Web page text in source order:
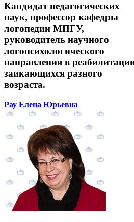
Кандидат педагогических
наук, профессор кафедры
логопедии МПГУ,
руководитель научного
логопсихологического
направления в
заикающихся разного
возраста.
Рау Елена Юрьевна